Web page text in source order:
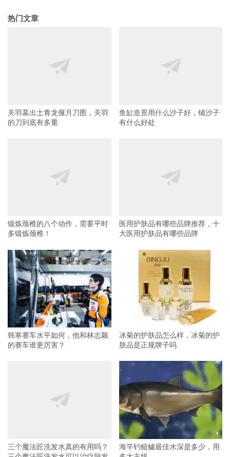
热门文章
关羽墓出土青龙偃月刀图，关羽
的刀到底有多重
鱼缸造景用什么沙子好，铺沙子
有什么好处
锻炼颈椎的八个动作，需要平时
多锻炼颈椎！
医用护肤品有哪些品牌推荐，十
大医用护肤品有哪些品牌
韩寒赛车水平如何，他和林志颖
的赛车谁更厉害？
冰菊的护肤品怎么样，冰菊的护
肤品是正规牌子吗
三个魔法匠洗发水真的有用吗？
海竿钓鲢鳙最佳水深是多少，用